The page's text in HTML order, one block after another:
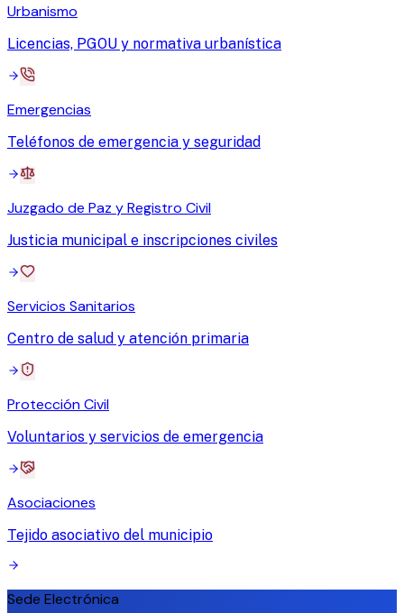
Urbanismo
Licencias, PGOU y normativa urbanística
Emergencias
Teléfonos de emergencia y seguridad
Juzgado de Paz y Registro Civil
Justicia municipal e inscripciones civiles
Servicios Sanitarios
Centro de salud y atención primaria
Protección Civil
Voluntarios y servicios de emergencia
Asociaciones
Tejido asociativo del municipio
Sede Electrónica